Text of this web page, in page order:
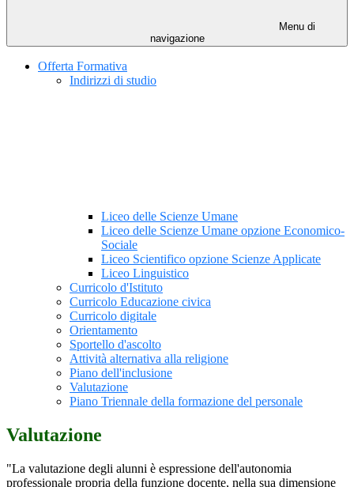
Menu di
navigazione
Offerta Formativa
Indirizzi di studio
Liceo delle Scienze Umane
Liceo delle Scienze Umane opzione Economico-
Sociale
Liceo Scientifico opzione Scienze Applicate
Liceo Linguistico
Curricolo d'Istituto
Curricolo Educazione civica
Curricolo digitale
Orientamento
Sportello d'ascolto
Attività alternativa alla religione
Piano dell'inclusione
Valutazione
Piano Triennale della formazione del personale
Valutazione
"La valutazione degli alunni è espressione dell'autonomia
professionale propria della funzione docente, nella sua dimensione